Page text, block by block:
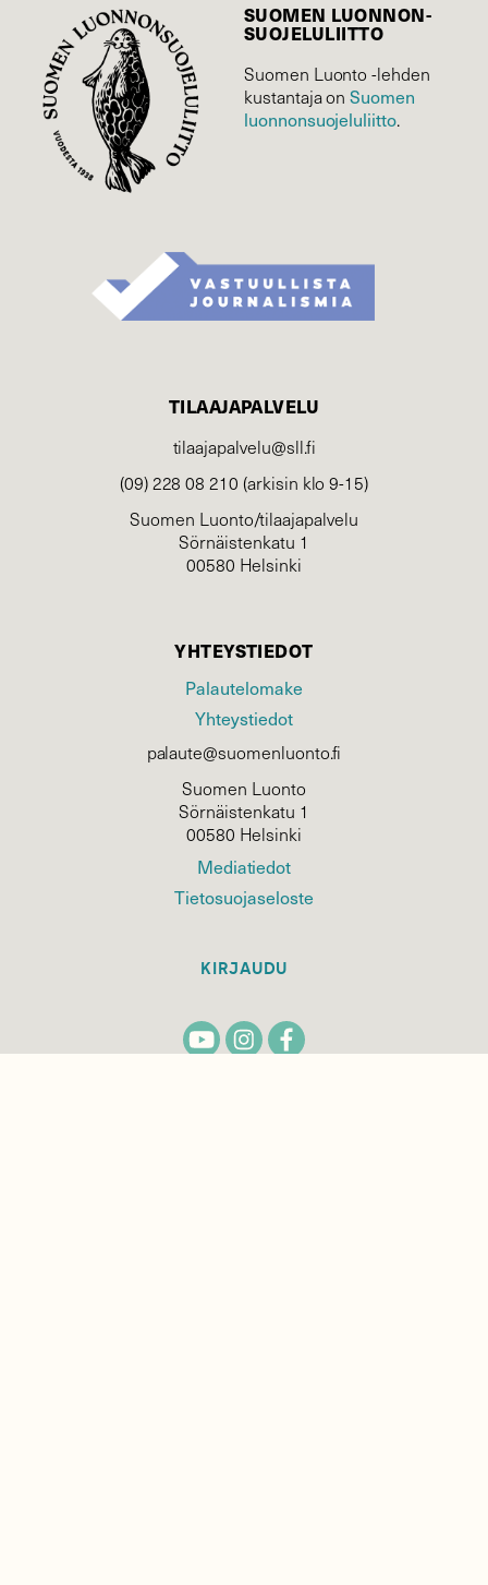
SUOMEN LUONNON­
SUOJELU­LIITTO
Suomen Luonto -lehden
kustantaja onSuomen
luonnonsuojelu­liitto.
TILAAJAPALVELU
tilaajapalvelu@sll.fi
(09) 228 08 210 (arkisin klo 9-15)
Suomen Luonto/tilaajapalvelu
Sörnäistenkatu 1
00580 Helsinki
YHTEYSTIEDOT
Palautelomake
Yhteystiedot
palaute@suomenluonto.fi
Suomen Luonto
Sörnäistenkatu 1
00580 Helsinki
Mediatiedot
Tietosuojaseloste
KIRJAUDU